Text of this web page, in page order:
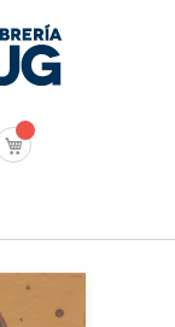
Mi carrito